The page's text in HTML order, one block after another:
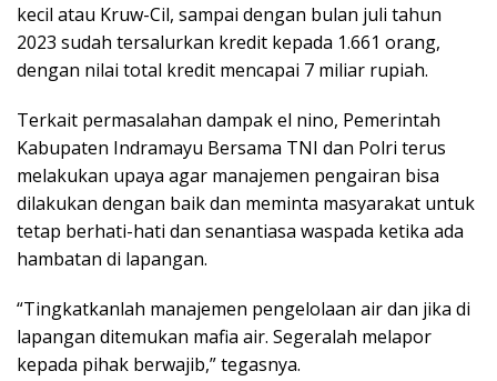
kecil atau Kruw-Cil, sampai dengan bulan juli tahun
2023 sudah tersalurkan kredit kepada 1.661 orang,
dengan nilai total kredit mencapai 7 miliar rupiah.
Terkait permasalahan dampak el nino, Pemerintah
Kabupaten Indramayu Bersama TNI dan Polri terus
melakukan upaya agar manajemen pengairan bisa
dilakukan dengan baik dan meminta masyarakat untuk
tetap berhati-hati dan senantiasa waspada ketika ada
hambatan di lapangan.
“Tingkatkanlah manajemen pengelolaan air dan jika di
lapangan ditemukan mafia air. Segeralah melapor
kepada pihak berwajib,” tegasnya.